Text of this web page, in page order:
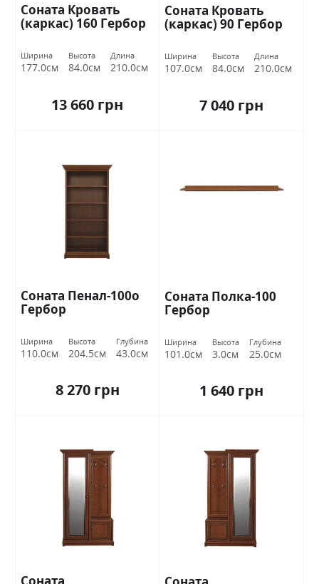
Соната Кровать
(каркас) 160 Гербор
Ширина
177.0см
Высота
84.0см
Длина
210.0см
13 660 грн
Соната Кровать
(каркас) 90 Гербор
Ширина
107.0см
Высота
84.0см
Длина
210.0см
7 040 грн
Соната Пенал-100о
Гербор
Ширина
110.0см
Высота
204.5см
Глубина
43.0см
8 270 грн
Соната Полка-100
Гербор
Ширина
101.0см
Высота
3.0см
Глубина
25.0см
1 640 грн